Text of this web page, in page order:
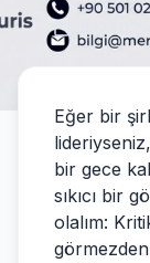
Eğer bir
bir gece
sıkıcı bir
olalım: